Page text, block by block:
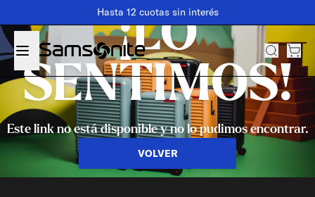
Hasta 12 cuotas sin interés
¡LO
SENTIMOS!
Este link no está disponible y no lo pudimos encontrar.
VOLVER